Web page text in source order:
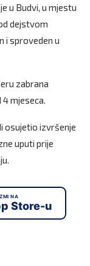
u Budvi, u mjestu
dejstvom
i sproveden u
zabrana
mjeseca.
osujetio izvršenje
uputi prije
NA
Store-u